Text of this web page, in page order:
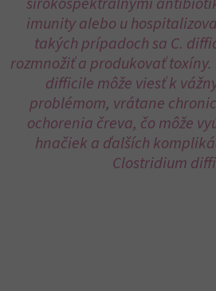
imunity alebo u
takých prípadoch sa C.
rozmnožiť a produkovať
difficile môže viesť k
problémom, vrátane
ochorenia čreva, čo môže
hnačiek a ďalších
Clostridium